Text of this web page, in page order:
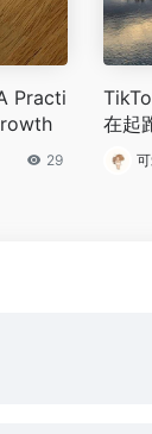
Practi
29
在起